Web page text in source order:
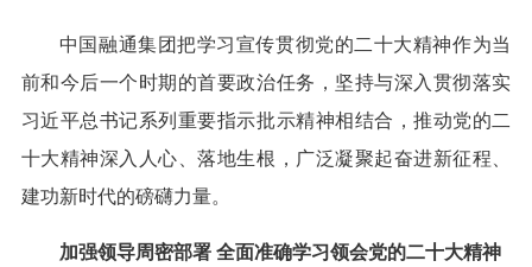
中国融通集团把学习宣传贯彻党的二十大精神作为当
前和今后一个时期的首要政治任务，坚持与深入贯彻落实
习近平总书记系列重要指示批示精神相结合，推动党的二
十大精神深入人心、落地生根，广泛凝聚起奋进新征程、
建功新时代的磅礴力量。
加强领导周密部署 全面准确学习领会党的二十大精神